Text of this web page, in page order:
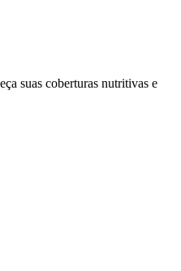
suas coberturas nutritivas e